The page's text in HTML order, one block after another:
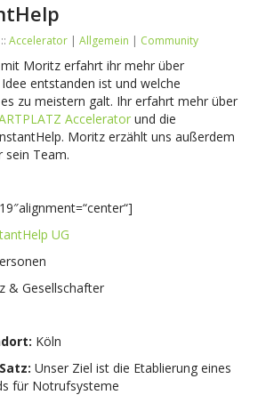
Accelerator | Allgemein | Community
Moritz erfahrt ihr mehr über
entstanden ist und welche
zu meistern galt. Ihr erfahrt mehr über
Accelerator und die
Moritz erzählt uns außerdem
sein Team.
UG
& Gesellschafter
Köln
Unser Ziel ist die Etablierung eines
für Notrufsysteme